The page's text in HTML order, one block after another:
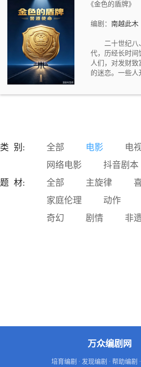
目击者称看到“白
鬼怪之说甚嚣尘上。
卫大将军之女何
章成策、长安捕
查案小组，逐一
梳理关联。随着
子、卯、午、酉
杀戮，而是按照
卦理布下的祭祀
《金色的盾牌》
编剧： 南越此木
二十世纪八
代，历经长时间
人们，对发财致
的迷恋。一些人
速度的膨胀，有
内工作者。 广有前途的省机
关才子陈名星，
岗位，汇入浩
体。不几年的
富成了那个时代
板，布满了时代
而使部分高级干
类 别: 全部 电影 电
网络电影
抖音剧本
题 材:
全部 主旋律
家庭伦理
动作
奇幻
剧情 非
万众编剧网
培育编剧 · 发现编剧 · 帮助编剧